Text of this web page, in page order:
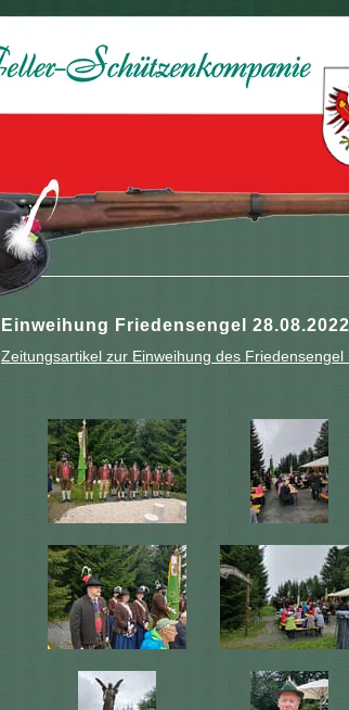
Einweihung Friedensengel 28.08.2022
Zeitungsartikel zur Einweihung des